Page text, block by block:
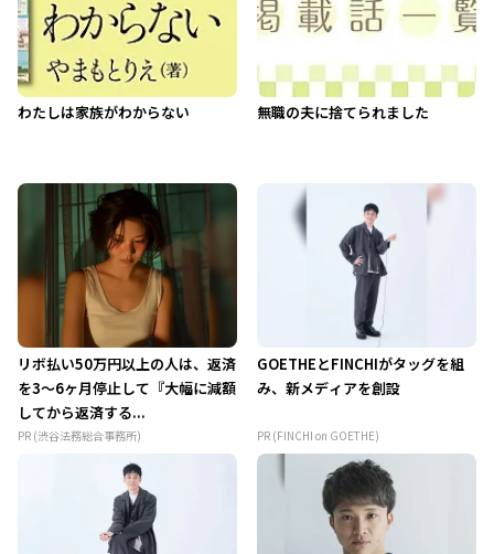
わたしは家族がわからない 無職の夫に捨てられました
リボ払い50万円以上の人は、返済
を3～6ヶ月停止して『大幅に減額
してから返済する...
PR (渋谷法務総合事務所)
GOETHEとFINCHIがタッグを組
み、新メディアを創設
PR (FINCHI on GOETHE)